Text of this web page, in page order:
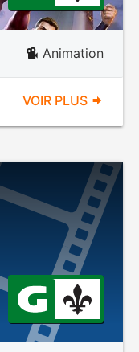
Animation
VOIR PLUS